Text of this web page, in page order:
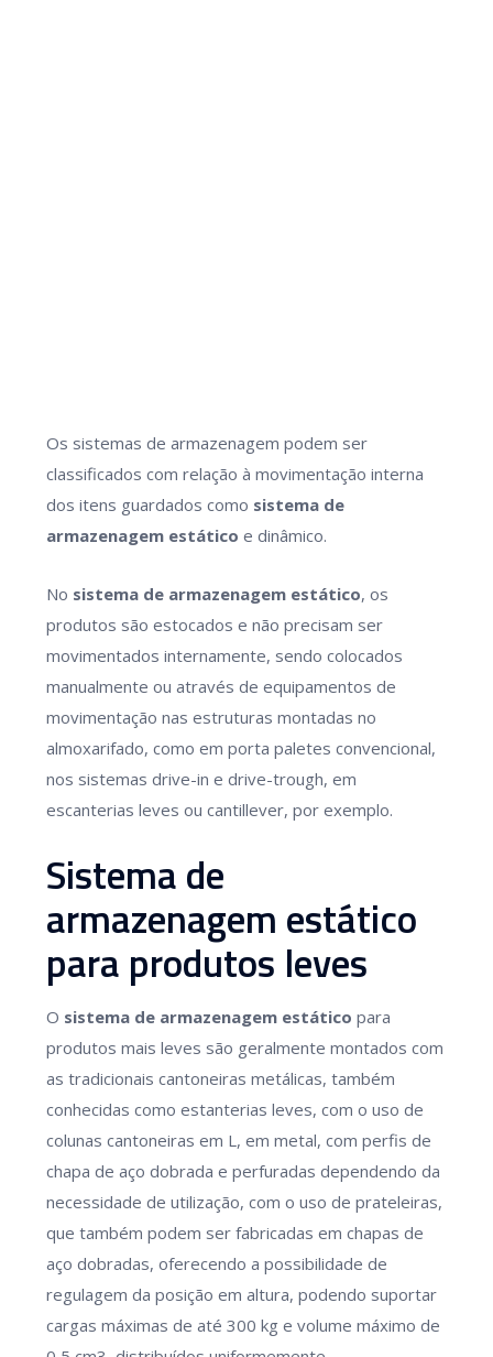
Os sistemas de armazenagem podem ser
classificados com relação à movimentação interna
dos itens guardados como sistema de
armazenagem estático e dinâmico.
No sistema de armazenagem estático, os
produtos são estocados e não precisam ser
movimentados internamente, sendo colocados
manualmente ou através de equipamentos de
movimentação nas estruturas montadas no
almoxarifado, como em porta paletes convencional,
nos sistemas drive-in e drive-trough, em
escanterias leves ou cantillever, por exemplo.
Sistema de
armazenagem estático
para produtos leves
O sistema de armazenagem estático para
produtos mais leves são geralmente montados com
as tradicionais cantoneiras metálicas, também
conhecidas como estanterias leves, com o uso de
colunas cantoneiras em L, em metal, com perfis de
chapa de aço dobrada e perfuradas dependendo da
necessidade de utilização, com o uso de prateleiras,
que também podem ser fabricadas em chapas de
aço dobradas, oferecendo a possibilidade de
regulagem da posição em altura, podendo suportar
cargas máximas de até 300 kg e volume máximo de